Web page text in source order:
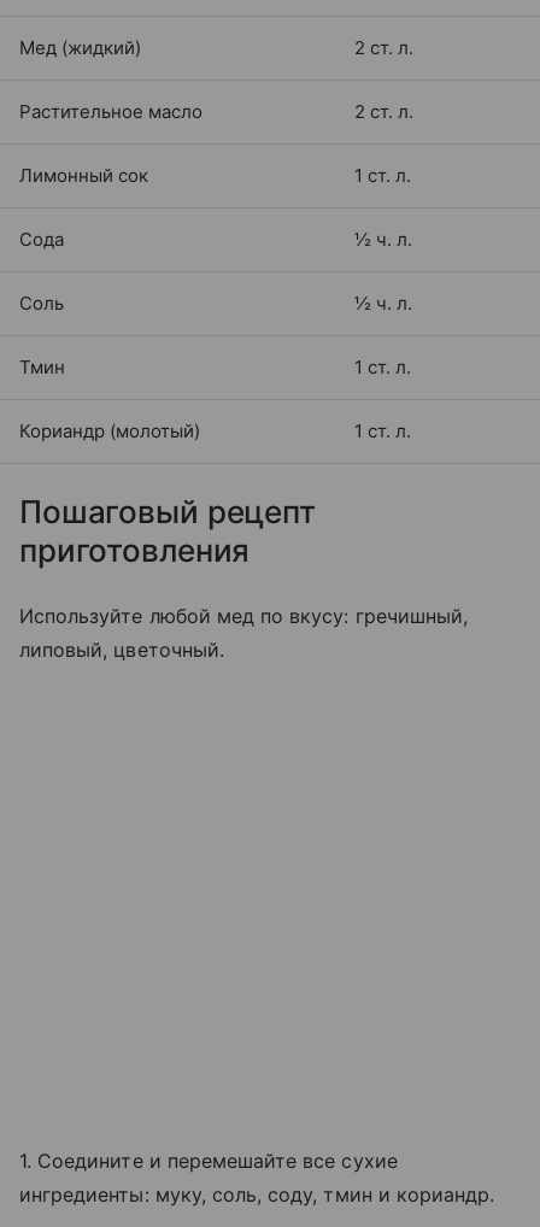
Мед (жидкий) 2 ст. л.
Растительное масло 2 ст. л.
Лимонный сок 1 ст. л.
Сода ½ ч. л.
Соль ½ ч. л.
Тмин 1 ст. л.
Кориандр (молотый) 1 ст. л.
Пошаговый рецепт
приготовления
Используйте любой мед по вкусу: гречишный,
липовый, цветочный.
1. Соедините и перемешайте все сухие
ингредиенты: муку, соль, соду, тмин и кориандр.